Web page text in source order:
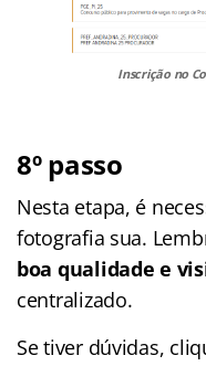
Inscrição no
8º passo
Nesta etapa, é
fotografia sua.
boa qualidade e
centralizado.
Se tiver dúvidas,